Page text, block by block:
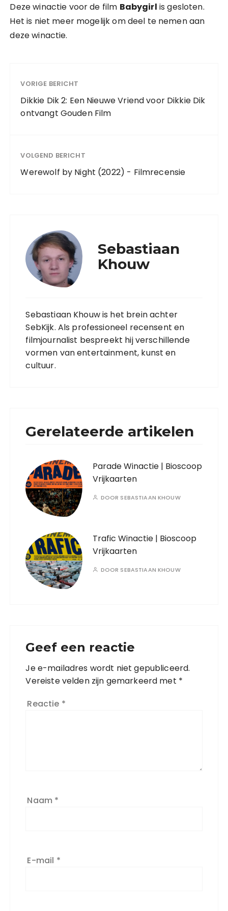
Deze winactie voor de film Babygirl is gesloten.
Het is niet meer mogelijk om deel te nemen aan
deze winactie.
VORIGE BERICHT
Dikkie Dik 2: Een Nieuwe Vriend voor Dikkie Dik
ontvangt Gouden Film
VOLGEND BERICHT
Werewolf by Night (2022) - Filmrecensie
Sebastiaan
Khouw
Sebastiaan Khouw is het brein achter
SebKijk. Als professioneel recensent en
filmjournalist bespreekt hij verschillende
vormen van entertainment, kunst en
cultuur.
Gerelateerde artikelen
Parade Winactie | Bioscoop
Vrijkaarten
DOOR SEBASTIAAN KHOUW
Trafic Winactie | Bioscoop
Vrijkaarten
DOOR SEBASTIAAN KHOUW
Geef een reactie
Je e-mailadres wordt niet gepubliceerd.
Vereiste velden zijn gemarkeerd met *
Reactie *
Naam *
E-mail *